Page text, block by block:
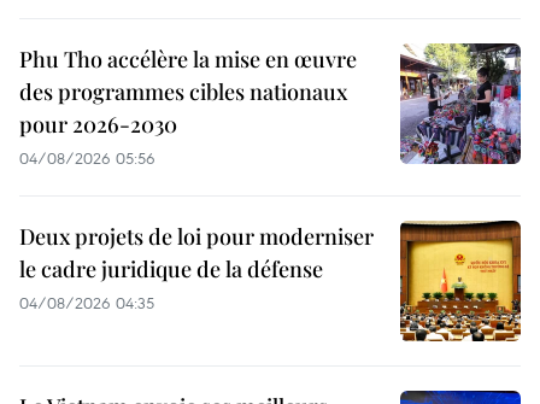
Phu Tho accélère la mise en œuvre
des programmes cibles nationaux
pour 2026-2030
04/08/2026 05:56
Deux projets de loi pour moderniser
le cadre juridique de la défense
04/08/2026 04:35